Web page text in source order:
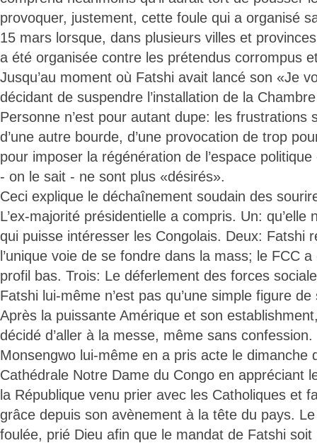
provoquer, justement, cette foule qui a organisé
15 mars lorsque, dans plusieurs villes et
a été organisée contre les prétendus corrompus
Jusqu’au moment où Fatshi avait lancé son «Je
décidant de suspendre l’installation de la
Personne n’est pour autant dupe: les frustrations
d’une autre bourde, d’une provocation de trop
pour imposer la régénération de l’espace
- on le sait - ne sont plus «désirés».
Ceci explique le déchaînement soudain des
L’ex-majorité présidentielle a compris. Un: qu’elle
qui puisse intéresser les Congolais. Deux: Fatshi
l’unique voie de se fondre dans la mass; le FCC
profil bas. Trois: Le déferlement des forces
Fatshi lui-même n’est pas qu’une simple figure de
Après la puissante Amérique et son
décidé d’aller à la messe, même sans
Monsengwo lui-même en a pris acte le dimanche
Cathédrale Notre Dame du Congo en appréciant
la République venu prier avec les Catholiques et
grâce depuis son avènement à la tête du pays.
foulée, prié Dieu afin que le mandat de Fatshi